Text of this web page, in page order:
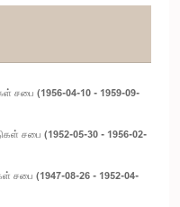
சபை (1956-04-10 - 1959-09-
சபை (1952-05-30 - 1956-02-
சபை (1947-08-26 - 1952-04-